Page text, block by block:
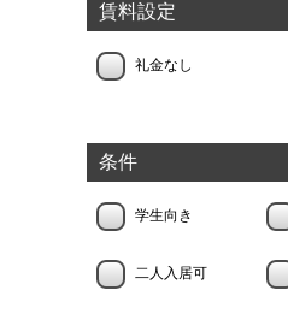
賃料設定
礼金なし
条件
学生向き
二人入居可